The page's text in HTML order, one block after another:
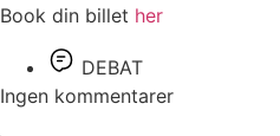
Book din billet her
DEBAT
Ingen kommentarer